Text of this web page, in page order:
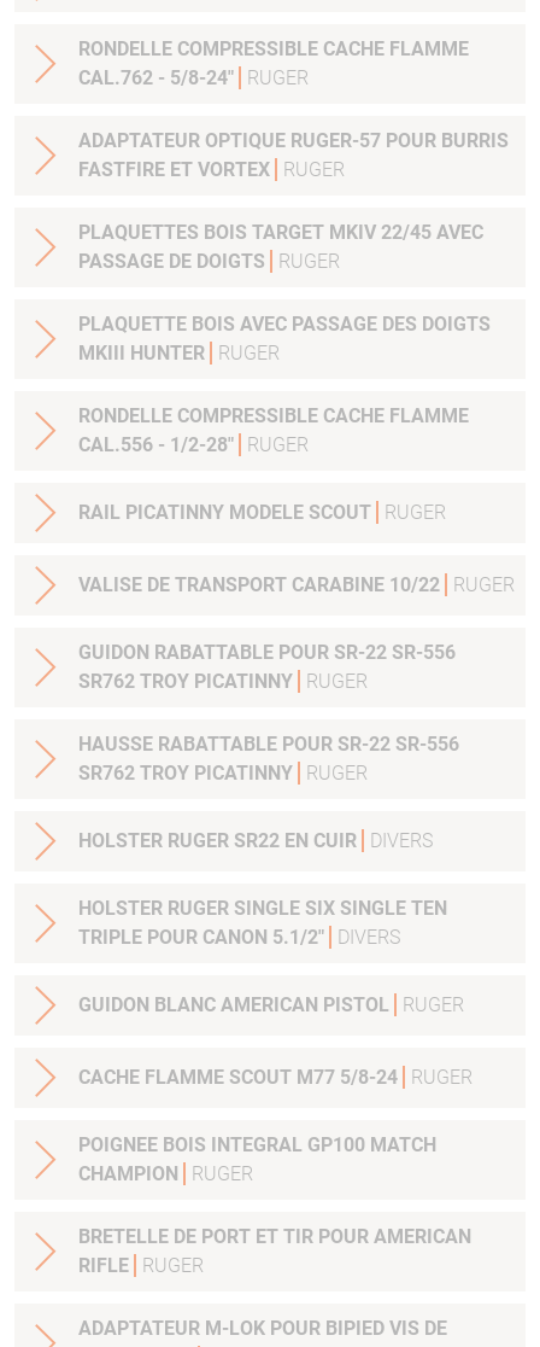
RONDELLE COMPRESSIBLE CACHE FLAMME
CAL.762 - 5/8-24"
RUGER
ADAPTATEUR OPTIQUE RUGER-57 POUR BURRIS
FASTFIRE ET VORTEX
RUGER
PLAQUETTES BOIS TARGET MKIV 22/45 AVEC
PASSAGE DE DOIGTS
RUGER
PLAQUETTE BOIS AVEC PASSAGE DES DOIGTS
MKIII HUNTER
RUGER
RONDELLE COMPRESSIBLE CACHE FLAMME
CAL.556 - 1/2-28"
RUGER
RAIL PICATINNY MODELE SCOUT RUGER
VALISE DE TRANSPORT CARABINE 10/22 RUGER
GUIDON RABATTABLE POUR SR-22 SR-556
SR762 TROY PICATINNY
RUGER
HAUSSE RABATTABLE POUR SR-22 SR-556
SR762 TROY PICATINNY
RUGER
HOLSTER RUGER SR22 EN CUIR DIVERS
HOLSTER RUGER SINGLE SIX SINGLE TEN
TRIPLE POUR CANON 5.1/2"
DIVERS
GUIDON BLANC AMERICAN PISTOL RUGER
CACHE FLAMME SCOUT M77 5/8-24 RUGER
POIGNEE BOIS INTEGRAL GP100 MATCH
CHAMPION
RUGER
BRETELLE DE PORT ET TIR POUR AMERICAN
RIFLE
RUGER
ADAPTATEUR M-LOK POUR BIPIED VIS DE